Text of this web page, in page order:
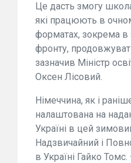
Це дасть змогу
які працюють в
форматах, зокрема в
фронту,
зазначив Міністр
Оксен Лісовий.
Німеччина, як і
налаштована на
Україні в цей
Надзвичайний і
в Україні Гайко